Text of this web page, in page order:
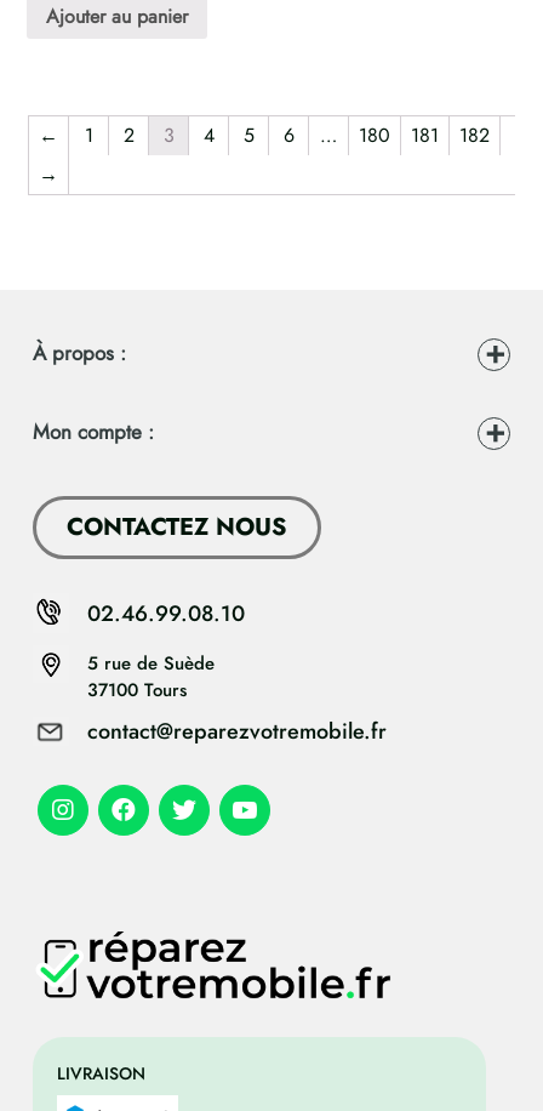
Ajouter au panier
← 1 2 3 4 5 6 … 180 181
182
→
LIVRAISON
À propos :
Mon compte :
CONTACTEZ NOUS
5 rue de Suède
37100 Tours
contact@reparezvotremobile.fr
02.46.99.08.10